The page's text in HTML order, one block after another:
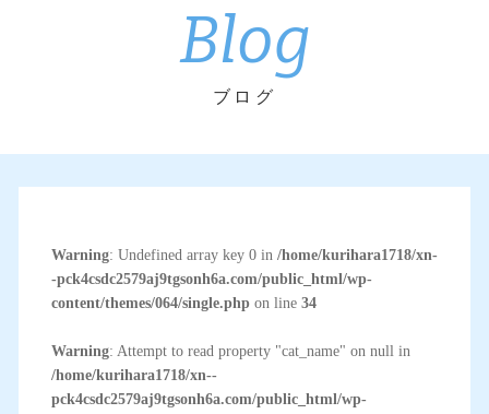
Blog
ブログ
Warning: Undefined array key 0 in /home/kurihara1718/xn-
-pck4csdc2579aj9tgsonh6a.com/public_html/wp-
content/themes/064/single.phpon line 34
Warning: Attempt to read property "cat_name" on null in
/home/kurihara1718/xn--
pck4csdc2579aj9tgsonh6a.com/public_html/wp-